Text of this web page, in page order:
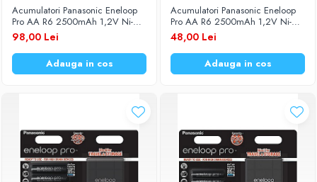
Becuri LED
Aplice LED
Lanterne
Lampi
Convertoare tensiune
Prelungitoare
Stabilizatoare tensiune
Baterii Zinc-Aer
Acumulatori Panasonic Eneloop
Pro AA R6 2500mAh 1,2V Ni-
MH BK-3HCDE/4BE set 4 buc.
98,00 Lei
Adauga in cos
Acumulatori Panasonic Eneloop
Pro AA R6 2500mAh 1,2V Ni-
MH BK-3HCDE/2BE set 2 buc.
48,00 Lei
Adauga in cos